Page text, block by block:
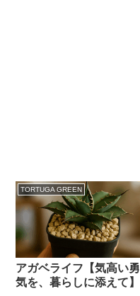
TORTUGA GREEN
アガベライフ【気高い勇
気を、暮らしに添えて】